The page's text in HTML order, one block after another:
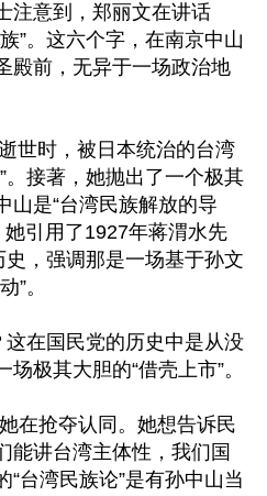
注意到，郑丽文在讲话
”。这六个字，在南京中山
殿前，无异于一场政治地
世时，被日本统治的台湾
。接著，她抛出了一个极其
是“台湾民族解放的导
引用了1927年蒋渭水先
史，强调那是一场基于孙文
”。
这在国民党的历史中是从没
极其大胆的“借壳上市”。
在抢夺认同。她想告诉民
能讲台湾主体性，我们国
“台湾民族论”是有孙中山当